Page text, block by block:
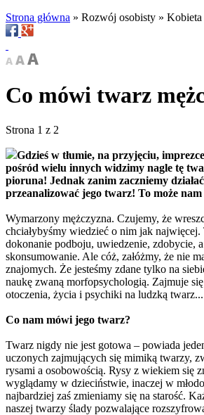
Strona główna » Rozwój osobisty » Kobieta
Co mówi twarz
Strona 1 z 2
Gdzieś w tłumie, na przyjęciu,
pośród wielu innych widzimy nagle tę
pioruna! Jednak zanim zaczniemy
przeanalizować jego twarz! To może
Wymarzony mężczyzna. Czujemy, że
chciałybyśmy wiedzieć o nim jak najwięcej.
dokonanie podboju, uwiedzenie, zdobycie,
skonsumowanie. Ale cóż, załóżmy, że nie
znajomych. Że jesteśmy zdane tylko na
naukę zwaną morfopsychologią. Zajmuje
otoczenia, życia i psychiki na ludzką twarz...
Co nam mówi jego twarz?
Twarz nigdy nie jest gotowa – powiada
uczonych zajmujących się mimiką twarzy,
rysami a osobowością. Rysy z wiekiem się
wyglądamy w dzieciństwie, inaczej w
najbardziej zaś zmieniamy się na starość.
naszej twarzy ślady pozwalające